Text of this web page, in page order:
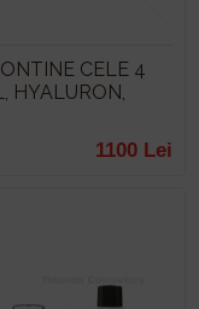
CELE 4
HYALURON,
1100 Lei